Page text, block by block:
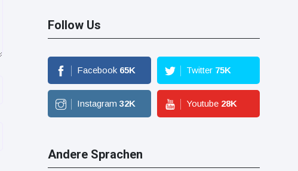
Follow Us
Facebook 65K Twitter 75K
Instagram 32K Youtube 28K
Andere Sprachen